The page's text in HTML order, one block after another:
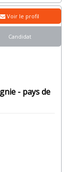
- pays de
Voir le profil
Candidat